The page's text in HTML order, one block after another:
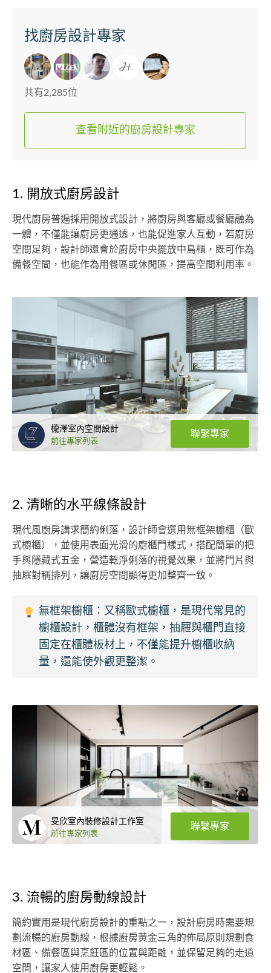
找廚房設計專家
共有2,285位
查看附近的廚房設計專家
1. 開放式廚房設計
現代廚房普遍採用開放式設計，將廚房與客廳或餐廳融為
一體，不僅能讓廚房更通透，也能促進家人互動，若廚房
空間足夠，設計師還會於廚房中央擺放中島櫃，既可作為
備餐空間，也能作為用餐區或休閒區，提高空間利用率。
櫳澤室內空間設計
前往專家列表
聯繫專家
2. 清晰的水平線條設計
現代風廚房講求簡約俐落，設計師會選用無框架櫥櫃（歐
式櫥櫃），並使用表面光滑的廚櫃門樣式，搭配簡單的把
手與隱藏式五金，營造乾淨俐落的視覺效果，並將門片與
抽屜對稱排列，讓廚房空間顯得更加整齊一致。
無框架櫥櫃：又稱歐式櫥櫃，是現代常見的
櫥櫃設計，櫃體沒有框架，抽屜與櫃門直接
固定在櫃體板材上，不僅能提升櫥櫃收納
量，還能使外觀更整潔。
旻欣室內裝修設計工作室
前往專家列表
聯繫專家
3. 流暢的廚房動線設計
簡約實用是現代廚房設計的重點之一，設計廚房時需要規
劃流暢的廚房動線，根據廚房黃金三角的佈局原則規劃食
材區、備餐區與烹飪區的位置與距離，並保留足夠的走道
空間，讓家人使用廚房更輕鬆。